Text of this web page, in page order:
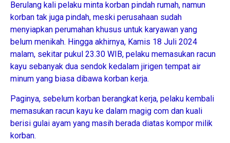
Berulang kali pelaku minta korban pindah rumah, namun
korban tak juga pindah, meski perusahaan sudah
menyiapkan perumahan khusus untuk karyawan yang
belum menikah. Hingga akhirnya, Kamis 18 Juli 2024
malam, sekitar pukul 23.30 WIB, pelaku memasukan racun
kayu sebanyak dua sendok kedalam jirigen tempat air
minum yang biasa dibawa korban kerja.
Paginya, sebelum korban berangkat kerja, pelaku kembali
memasukan racun kayu ke dalam magig com dan kuali
berisi gulai ayam yang masih berada diatas kompor milik
korban.